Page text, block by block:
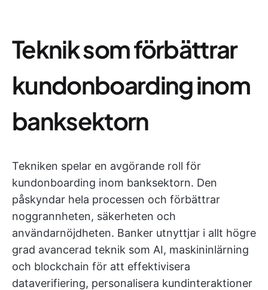
Teknik som förbättrar
kundonboarding inom
banksektorn
Tekniken spelar en avgörande roll för
kundonboarding inom banksektorn. Den
påskyndar hela processen och förbättrar
noggrannheten, säkerheten och
användarnöjdheten. Banker utnyttjar i allt högre
grad avancerad teknik som AI, maskininlärning
och blockchain för att effektivisera
dataverifiering, personalisera kundinteraktioner